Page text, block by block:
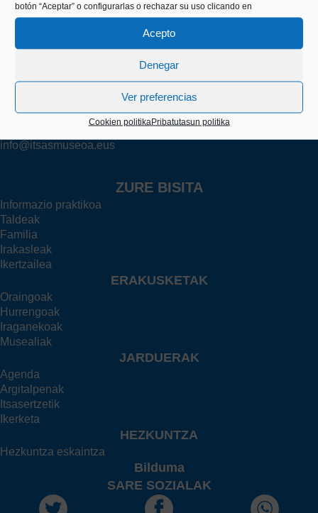
botón “Aceptar” o configurarlas o rechazar su uso clicando en
Acepto
Denegar
Ver preferencias
Cookien politikaPribatutasun politika
Kaiko pasealekua, 24
info@itsasmuseoa.eus
ZURE BISITA
Informazio praktikoa
Taldeak
Familia
Irakasleak
Ikertzailea
ERAKUSKETAK
Oraingoak
Hurrengoak
Iraganekoak
Musealiak
JARDUERAK
Agenda
Argitalpenak
Itsasertzetik
Ikerketa
HEZKUNTZA
Hezkuntza eskaintza
Bilduma
SARE SOZIALAK